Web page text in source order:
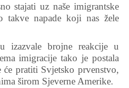
stajati uz naše imigrantske
takve napade koji nas žele
izazvale brojne reakcije u
imigracije tako je postala
pratiti Svjetsko prvenstvo,
širom Sjeverne Amerike.